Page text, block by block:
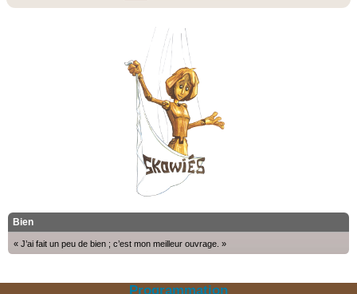
Bien
« J’ai fait un peu de bien ; c’est mon meilleur ouvrage. »
Programmation